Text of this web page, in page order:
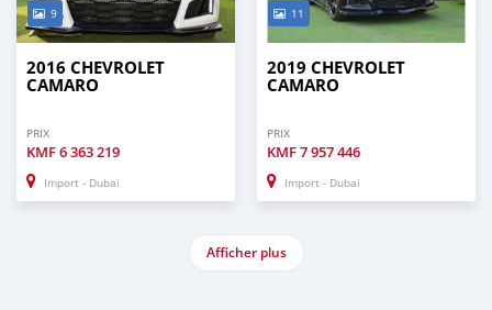
9
2016 CHEVROLET
CAMARO
PRIX
KMF6 363 219
Import - Dubai
11
2019 CHEVROLET
CAMARO
PRIX
KMF7 957 446
Import - Dubai
Afficher plus